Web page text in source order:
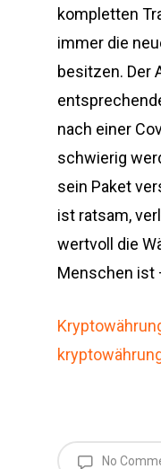
kompletten
immer die
besitzen. Der
nach einer
schwierig
sein Paket
ist ratsam,
wertvoll die
Menschen ist
No